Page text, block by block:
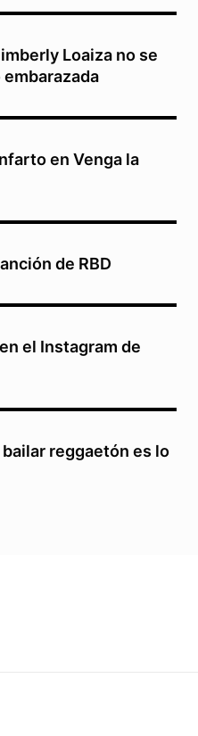
Loaiza no se
en Venga la
de RBD
el Instagram de
reggaetón es lo